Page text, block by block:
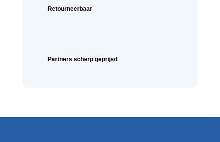
Retourneerbaar
Partners scherp geprijsd